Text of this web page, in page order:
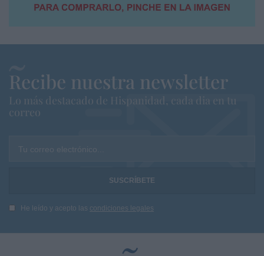
Recibe nuestra newsletter
Lo más destacado de Hispanidad, cada dia en tu
correo
Tu correo electrónico...
He leído y acepto las condiciones legales